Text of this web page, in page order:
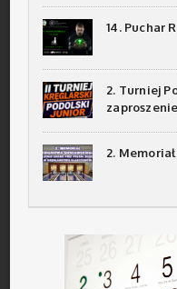
14. Puchar
2. Turniej
zaproszenie
2.